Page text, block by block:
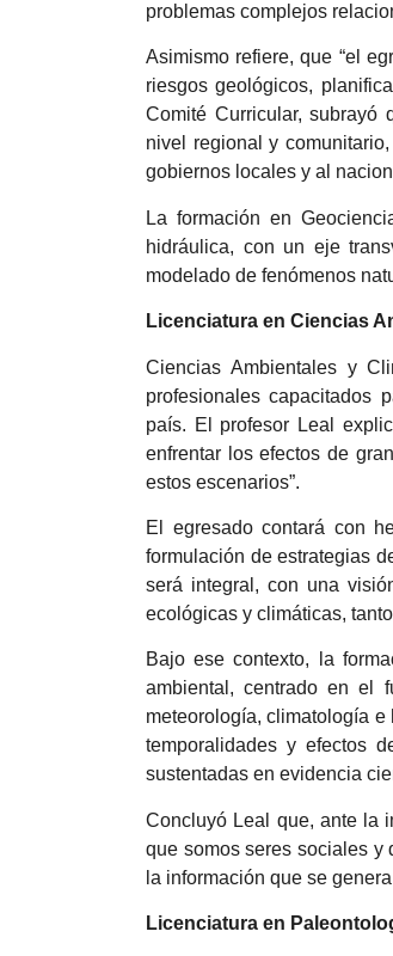
problemas complejos
Asimismo refiere, que “el
riesgos geológicos,
Comité Curricular, subrayó
nivel regional y
gobiernos locales y al
La formación en
hidráulica, con un eje
modelado de fenómenos
Licenciatura en Ciencias
Ciencias Ambientales y
profesionales capacitados
país. El profesor Leal
enfrentar los efectos de
estos escenarios”.
El egresado contará con
formulación de estrategias
será integral, con una
ecológicas y climáticas,
Bajo ese contexto, la
ambiental, centrado en el
meteorología, climatología
temporalidades y efectos
sustentadas en evidencia
Concluyó Leal que, ante la
que somos seres sociales y
la información que se
Licenciatura en